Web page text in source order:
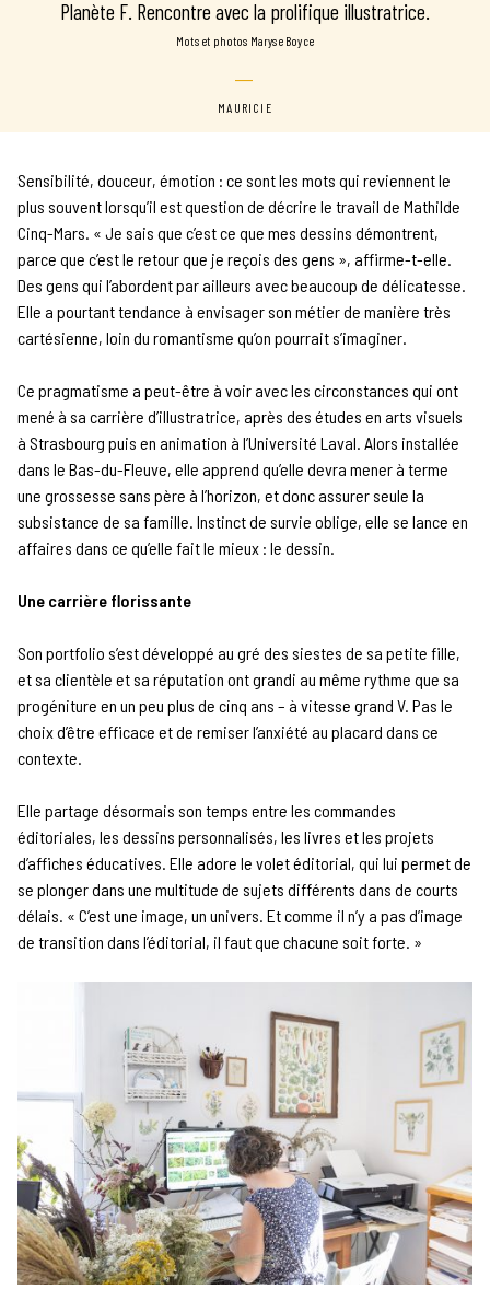
Planète F. Rencontre avec la prolifique illustratrice.
mots et photos Maryse Boyce
MAURICIE
Sensibilité, douceur, émotion : ce sont les mots qui reviennent le
plus souvent lorsqu’il est question de décrire le travail de Mathilde
Cinq-Mars. « Je sais que c’est ce que mes dessins démontrent,
parce que c’est le retour que je reçois des gens », affirme-t-elle.
Des gens qui l’abordent par ailleurs avec beaucoup de délicatesse.
Elle a pourtant tendance à envisager son métier de manière très
cartésienne, loin du romantisme qu’on pourrait s’imaginer.
Ce pragmatisme a peut-être à voir avec les circonstances qui ont
mené à sa carrière d’illustratrice, après des études en arts visuels
à Strasbourg puis en animation à l’Université Laval. Alors installée
dans le Bas-du-Fleuve, elle apprend qu’elle devra mener à terme
une grossesse sans père à l’horizon, et donc assurer seule la
subsistance de sa famille. Instinct de survie oblige, elle se lance en
affaires dans ce qu’elle fait le mieux : le dessin.
Une carrière florissante
Son portfolio s’est développé au gré des siestes de sa petite fille,
et sa clientèle et sa réputation ont grandi au même rythme que sa
progéniture en un peu plus de cinq ans – à vitesse grand V. Pas le
choix d’être efficace et de remiser l’anxiété au placard dans ce
contexte.
Elle partage désormais son temps entre les commandes
éditoriales, les dessins personnalisés, les livres et les projets
d’affiches éducatives. Elle adore le volet éditorial, qui lui permet de
se plonger dans une multitude de sujets différents dans de courts
délais. « C’est une image, un univers. Et comme il n’y a pas d’image
de transition dans l’éditorial, il faut que chacune soit forte. »